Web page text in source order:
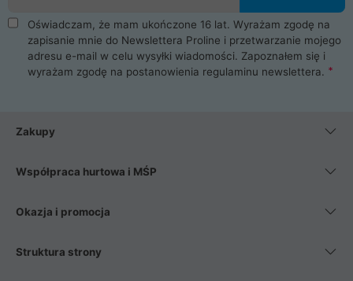
Oświadczam, że mam ukończone 16 lat. Wyrażam zgodę na
zapisanie mnie do Newslettera Proline i przetwarzanie mojego
adresu e-mail w celu wysyłki wiadomości. Zapoznałem się i
wyrażam zgodę na postanowienia regulaminu newslettera.
Zakupy
Współpraca hurtowa i MŚP
Okazja i promocja
Struktura strony